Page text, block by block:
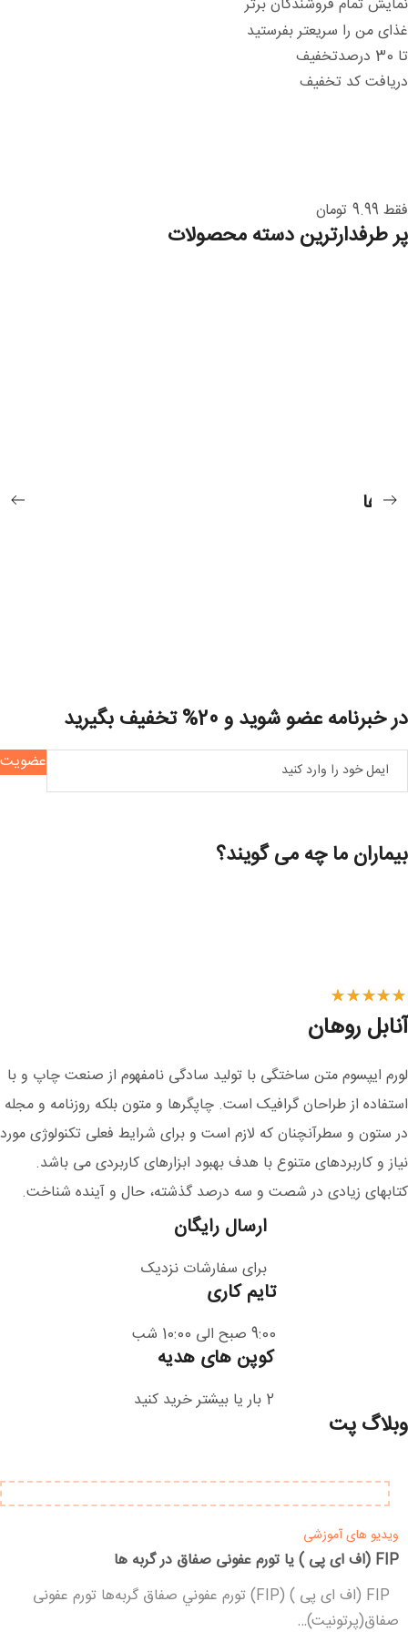
نمایش تمام فروشندگان برتر
غذای من را سریعتر بفرستید
تا 30 درصدتخفیف
دریافت کد تخفیف
فقط 9.99 تومان
پر طرفدارترین دسته محصولات
غذا ها
در خبرنامه عضو شوید و 20% تخفیف بگیرید
عضویت
بیماران ما چه می گویند؟
لورم ایپسوم متن ساختگی با تولید سادگی نامفهوم از صنعت چاپ و با
استفاده از طراحان گرافیک است. چاپگرها و متون بلکه روزنامه و مجله
در ستون و سطرآنچنان که لازم است و برای شرایط فعلی تکنولوژی مورد
نیاز و کاربردهای متنوع با هدف بهبود ابزارهای کاربردی می باشد.
کتابهای زیادی در شصت و سه درصد گذشته، حال و آینده شناخت.
آنابل روهان
ارسال رایگان
برای سفارشات نزدیک
تایم کاری
9:00 صبح الی 10:00 شب
کوپن های هدیه
2 بار یا بیشتر خرید کنید
وبلاگ پت
ویدیو های آموزشی
FIP (اف ای پی ) یا تورم عفونی صفاق در گربه ها
FIP (اف ای پی ) (FIP) تورم عفوني صفاق گربه‌ها تورم عفونی
صفاق(پرتونیت)…